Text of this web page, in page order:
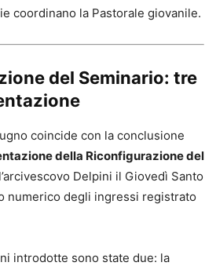
coordinano la Pastorale giovanile.
del Seminario: tre
coincide con la conclusione
della Riconfigurazione del
Delpini il Giovedì Santo
numerico degli ingressi registrato
introdotte sono state due: la